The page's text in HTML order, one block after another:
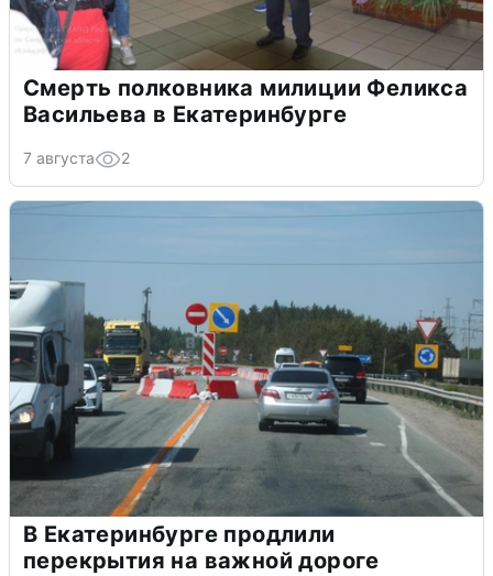
Смерть полковника милиции Феликса
Васильева в Екатеринбурге
7 августа 2
В Екатеринбурге продлили
перекрытия на важной дороге